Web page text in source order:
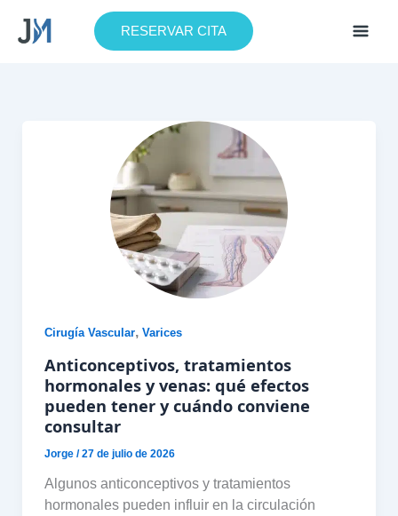
RESERVAR CITA
Cirugía Vascular, Varices
Anticonceptivos, tratamientos
hormonales y venas: qué efectos
pueden tener y cuándo conviene
consultar
Jorge /27 de julio de 2026
Algunos anticonceptivos y tratamientos
hormonales pueden influir en la circulación